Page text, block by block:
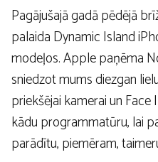
Pagājušajā gadā pēdējā
palaida Dynamic Island
modeļos. Apple paņēma
sniedzot mums diezgan
priekšējai kamerai un
kādu programmatūru, lai
parādītu, piemēram,